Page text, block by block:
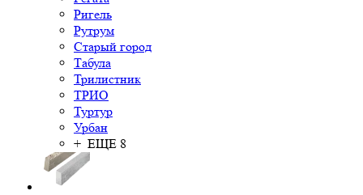
Ригель
Рутрум
Старый город
Табула
Трилистник
ТРИО
Туртур
Урбан
+ ЕЩЕ 8